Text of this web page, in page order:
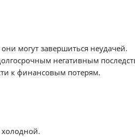
могут завершиться неудачей.
негативным
к финансовым потерям.
холодной.